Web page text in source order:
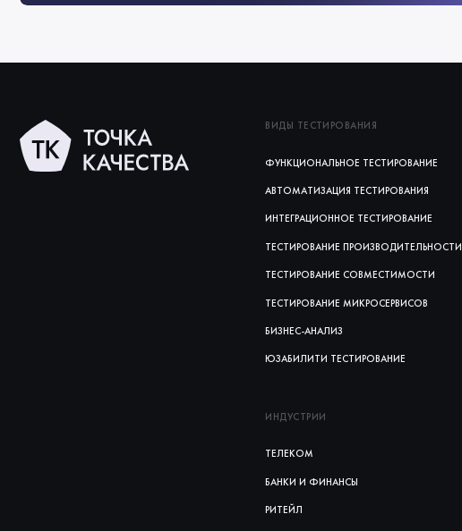
ВИДЫ ТЕСТИРОВАНИЯ
ФУНКЦИОНАЛЬНОЕ ТЕСТИРОВАНИЕ
АВТОМАТИЗАЦИЯ ТЕСТИРОВАНИЯ
ИНТЕГРАЦИОННОЕ ТЕСТИРОВАНИЕ
ТЕСТИРОВАНИЕ ПРОИЗВОДИТЕЛЬНОСТИ
ТЕСТИРОВАНИЕ СОВМЕСТИМОСТИ
ТЕСТИРОВАНИЕ МИКРОСЕРВИСОВ
БИЗНЕС-АНАЛИЗ
ЮЗАБИЛИТИ ТЕСТИРОВАНИЕ
ИНДУСТРИИ
ТЕЛЕКОМ
БАНКИ И ФИНАНСЫ
РИТЕЙЛ